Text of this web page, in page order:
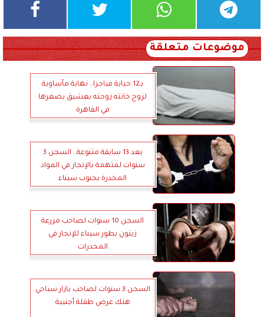
موضوعات متعلقة
بـ12 حباية فياجرا.. نهاية مأساوية
لزوج خانته زوجته بعشيق يصغرها
في القاهرة
بعد 13 سابقة متنوعة.. السجن 3
سنوات لمتهمة بالإتجار في المواد
المخدرة بجنوب سيناء
السجن 10 سنوات لصاحب مزرعة
زيتون بطور سيناء للإتجار في
المخدرات
السجن 3 سنوات لصاحب بازار سياحي
هتك عرض طفلة أجنبية